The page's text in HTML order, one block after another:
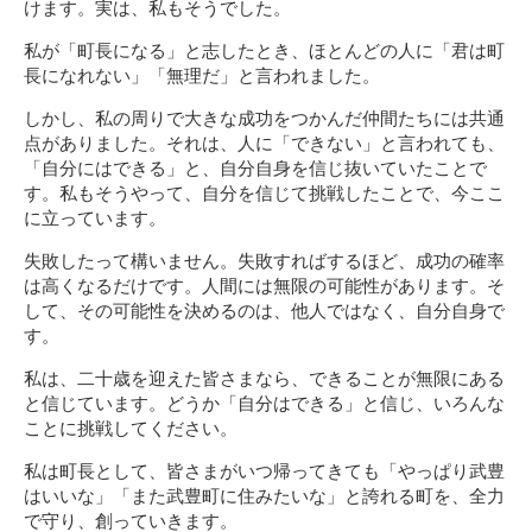
けます。実は、私もそうでした。
私が「町長になる」と志したとき、ほとんどの人に「君は町
長になれない」「無理だ」と言われました。
しかし、私の周りで大きな成功をつかんだ仲間たちには共通
点がありました。それは、人に「できない」と言われても、
「自分にはできる」と、自分自身を信じ抜いていたことで
す。私もそうやって、自分を信じて挑戦したことで、今ここ
に立っています。
失敗したって構いません。失敗すればするほど、成功の確率
は高くなるだけです。人間には無限の可能性があります。そ
して、その可能性を決めるのは、他人ではなく、自分自身で
す。
私は、二十歳を迎えた皆さまなら、できることが無限にある
と信じています。どうか「自分はできる」と信じ、いろんな
ことに挑戦してください。
私は町長として、皆さまがいつ帰ってきても「やっぱり武豊
はいいな」「また武豊町に住みたいな」と誇れる町を、全力
で守り、創っていきます。